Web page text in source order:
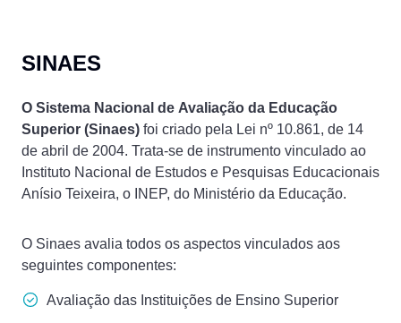
SINAES
O Sistema Nacional de Avaliação da Educação
Superior (Sinaes) foi criado pela Lei nº 10.861, de 14
de abril de 2004. Trata-se de instrumento vinculado ao
Instituto Nacional de Estudos e Pesquisas Educacionais
Anísio Teixeira, o INEP, do Ministério da Educação.
O Sinaes avalia todos os aspectos vinculados aos
seguintes componentes:
Avaliação das Instituições de Ensino Superior